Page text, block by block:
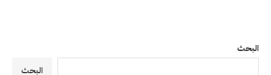
البحث
البحث